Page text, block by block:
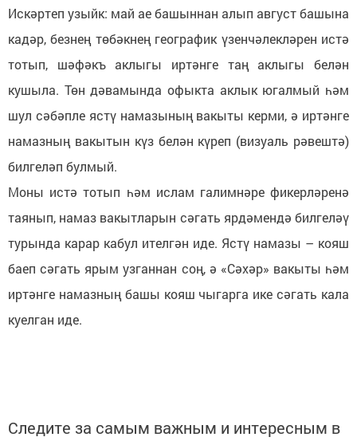
Искәртеп узыйк: май ае башыннан алып август башына
кадәр, безнең төбәкнең географик үзенчәлекләрен истә
тотып, шәфәкъ аклыгы иртәнге таң аклыгы белән
кушыла. Төн дәвамында офыкта аклык югалмый һәм
шул сәбәпле ястү намазының вакыты керми, ә иртәнге
намазның вакытын күз белән күреп (визуаль рәвештә)
билгеләп булмый.
Моны истә тотып һәм ислам галимнәре фикерләренә
таянып, намаз вакытларын сәгать ярдәмендә билгеләү
турында карар кабул ителгән иде. Ястү намазы – кояш
баеп сәгать ярым узганнан соң, ә «Сәхәр» вакыты һәм
иртәнге намазның башы кояш чыгарга ике сәгать кала
куелган иде.
Следите за самым важным и интересным в